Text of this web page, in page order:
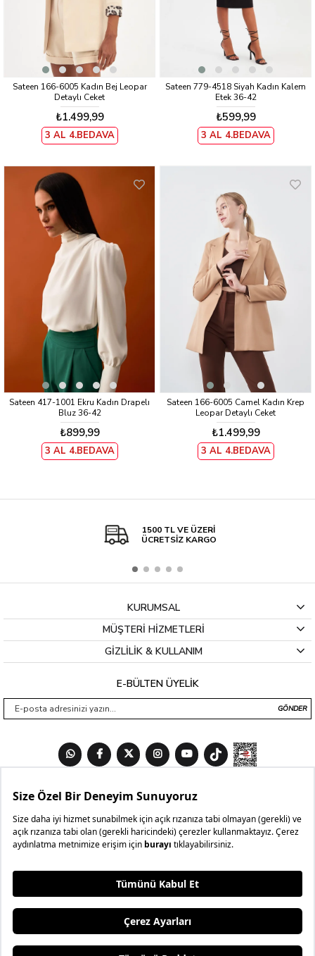
Sateen 166-6005 Kadın Bej Leopar
Detaylı Ceket
₺1.499,99
3 AL 4.BEDAVA
Sateen 779-4518 Siyah Kadın Kalem
Etek 36-42
₺599,99
3 AL 4.BEDAVA
Sateen 417-1001 Ekru Kadın Drapelı
Bluz 36-42
₺899,99
3 AL 4.BEDAVA
Sateen 166-6005 Camel Kadın Krep
Leopar Detaylı Ceket
₺1.499,99
3 AL 4.BEDAVA
1500 TL VE ÜZERİ
ÜCRETSİZ KARGO
KURUMSAL
MÜŞTERİ HİZMETLERİ
GİZLİLİK & KULLANIM
E-BÜLTEN ÜYELİK
GÖNDER